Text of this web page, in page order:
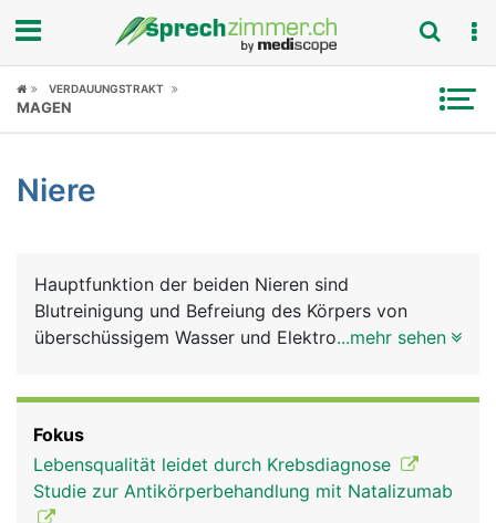
Fokus
Symptome
News
Rubriken
VERDAUUNGSTRAKT
MAGEN
Niere
Hauptfunktion der beiden Nieren sind
Blutreinigung und Befreiung des Körpers von
überschüssigem Wasser und Elektrolyten. Weitere
...mehr sehen
Fokus
Lebensqualität leidet durch Krebsdiagnose
Studie zur Antikörperbehandlung mit Natalizumab